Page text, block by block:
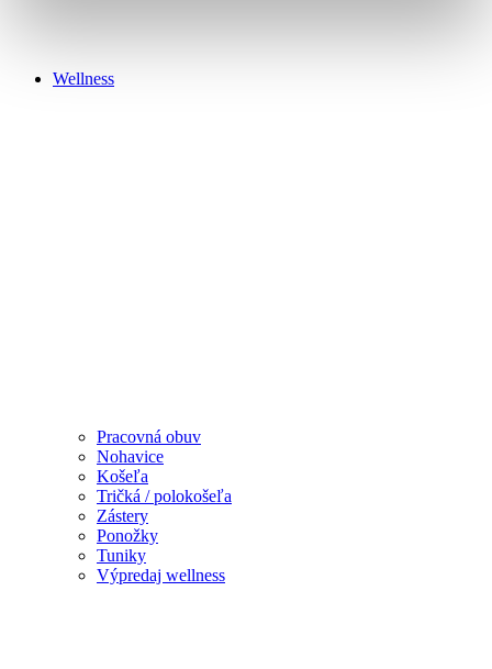
Wellness
Pracovná obuv
Nohavice
Košeľa
Tričká / polokošeľa
Zástery
Ponožky
Tuniky
Výpredaj wellness